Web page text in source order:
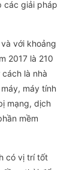
các giải pháp
với khoảng
2017 là 210
là nhà
máy tính
mạng, dịch
mềm
có vị trí tốt